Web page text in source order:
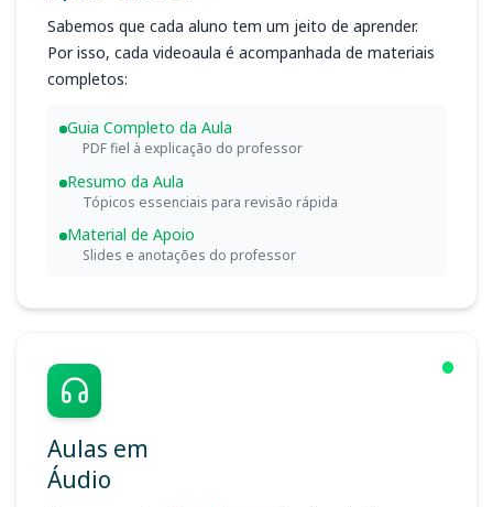
Sabemos que cada aluno tem um jeito de aprender.
Por isso, cada videoaula é acompanhada de materiais
completos:
Guia Completo da Aula
PDF fiel à explicação do professor
Resumo da Aula
Tópicos essenciais para revisão rápida
Material de Apoio
Slides e anotações do professor
Aulas em
Áudio